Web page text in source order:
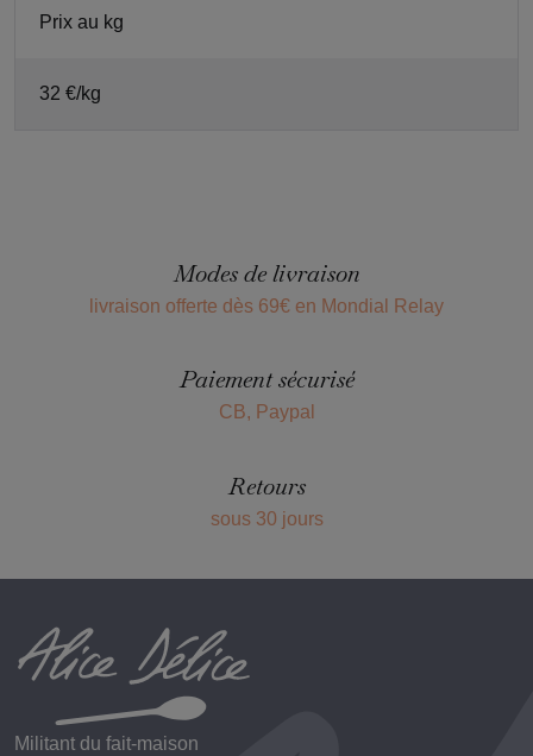
Prix au kg
32 €/kg
Modes de livraison
livraison offerte dès 69€ en Mondial Relay
Paiement sécurisé
CB, Paypal
Retours
sous 30 jours
Militant du fait-maison